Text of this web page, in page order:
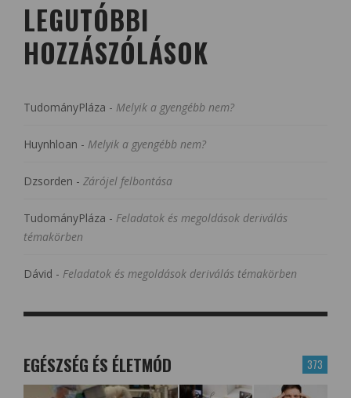
LEGUTÓBBI
HOZZÁSZÓLÁSOK
TudományPláza - Melyik a gyengébb nem?
Huynhloan - Melyik a gyengébb nem?
Dzsorden - Zárójel felbontása
TudományPláza - Feladatok és megoldások deriválás
témakörben
Dávid - Feladatok és megoldások deriválás témakörben
373
EGÉSZSÉG ÉS ÉLETMÓD